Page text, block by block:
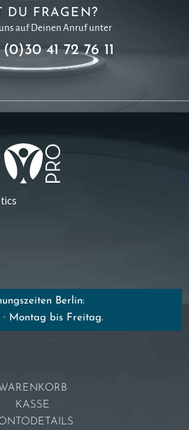
DU FRAGEN?
auf Deinen Anruf unter
41 72 76 11
Berlin:
· Montag bis Freitag.
KASSE